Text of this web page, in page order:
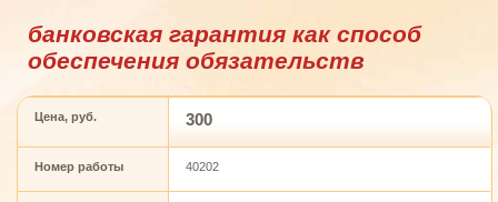
банковская гарантия как способ
обеспечения обязательств
Цена, руб. 300
Номер работы 40202